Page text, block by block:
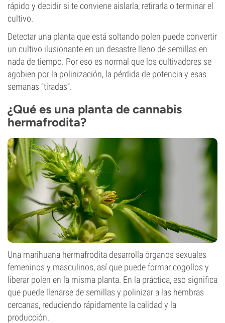
rápido y decidir si te conviene aislarla, retirarla o terminar el
cultivo.
Detectar una planta que está soltando polen puede convertir
un cultivo ilusionante en un desastre lleno de semillas en
nada de tiempo. Por eso es normal que los cultivadores se
agobien por la polinización, la pérdida de potencia y esas
semanas “tiradas”.
¿Qué es una planta de cannabis
hermafrodita?
Una marihuana hermafrodita desarrolla órganos sexuales
femeninos y masculinos, así que puede formar cogollos y
liberar polen en la misma planta. En la práctica, eso significa
que puede llenarse de semillas y polinizar a las hembras
cercanas, reduciendo rápidamente la calidad y la
producción.